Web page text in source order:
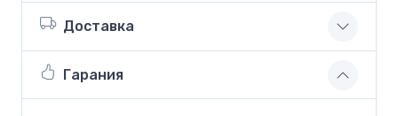
Доставка
Гарания